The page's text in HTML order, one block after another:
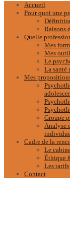
Accueil
Pour quoi une
Raisons
Quelle
Mes
Mes
Le
La santé
Mes
Groupe
Analyse
Cadre de la
Le
Éthique
Les tarifs
Contact